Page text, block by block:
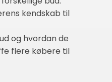
kendskab til
og hvordan de
flere købere til